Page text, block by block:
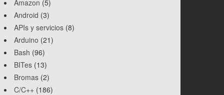
Amazon (5)
Android (3)
APIs y servicios (8)
Arduino (21)
Bash (96)
BITes (13)
Bromas (2)
C/C++ (186)